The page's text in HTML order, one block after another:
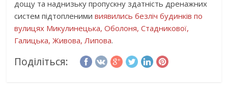
дощу та наднизьку пропускну здатність дренажних
систем підтопленими виявились безліч будинків по
вулицях Микулинецька, Оболоня, Стадникової,
Галицька, Живова, Липова.
Поділіться: